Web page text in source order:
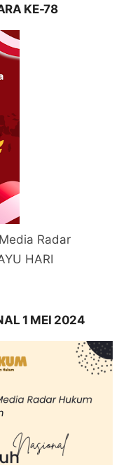
KE-78
Radar
HARI
1 MEI 2024